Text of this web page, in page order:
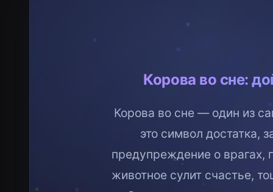
Корова во сне:
Корова во сне — один из
это символ достатка,
предупреждение о врагах,
животное сулит счастье,